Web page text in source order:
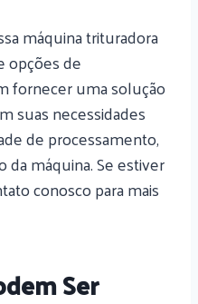
máquina trituradora
opções de
fornecer uma solução
suas necessidades
de processamento,
máquina. Se estiver
conosco para mais
Ser